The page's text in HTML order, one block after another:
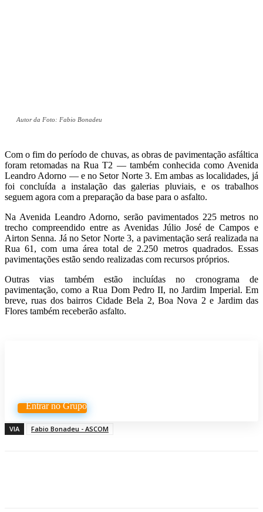
Autor da Foto: Fabio Bonadeu
Com o fim do período de chuvas, as obras de pavimentação asfáltica
foram retomadas na Rua T2 — também conhecida como Avenida
Leandro Adorno — e no Setor Norte 3. Em ambas as localidades, já
foi concluída a instalação das galerias pluviais, e os trabalhos
seguem agora com a preparação da base para o asfalto.
Na Avenida Leandro Adorno, serão pavimentados 225 metros no
trecho compreendido entre as Avenidas Júlio José de Campos e
Airton Senna. Já no Setor Norte 3, a pavimentação será realizada na
Rua 61, com uma área total de 2.250 metros quadrados. Essas
pavimentações estão sendo realizadas com recursos próprios.
Outras vias também estão incluídas no cronograma de
pavimentação, como a Rua Dom Pedro II, no Jardim Imperial. Em
breve, ruas dos bairros Cidade Bela 2, Boa Nova 2 e Jardim das
Flores também receberão asfalto.
Entrar no Grupo
VIA Fabio Bonadeu - ASCOM